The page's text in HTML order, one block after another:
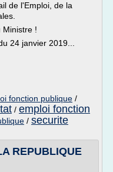
de l'Emploi, de la
Ministre !
24 janvier 2019...
fonction publique /
/ emploi fonction
/ securite
REPUBLIQUE